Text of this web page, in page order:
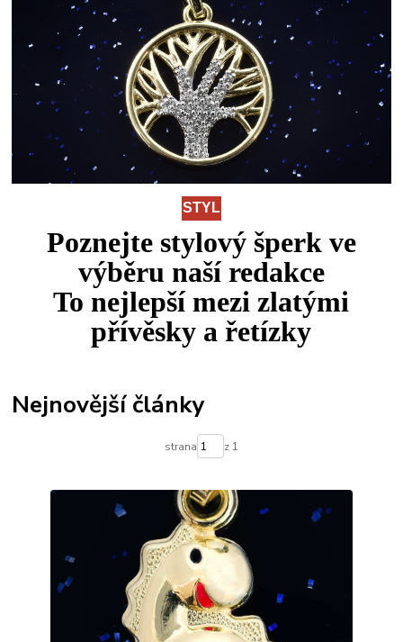
STYL
Poznejte stylový šperk ve
výběru naší redakce
To nejlepší mezi zlatými
přívěsky a řetízky
Nejnovější články
strana z 1